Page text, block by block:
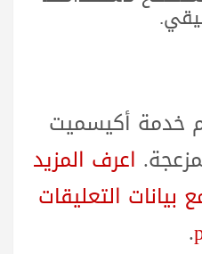
خدمة أكيسميت
اعرف المزيد
التعليقات
.